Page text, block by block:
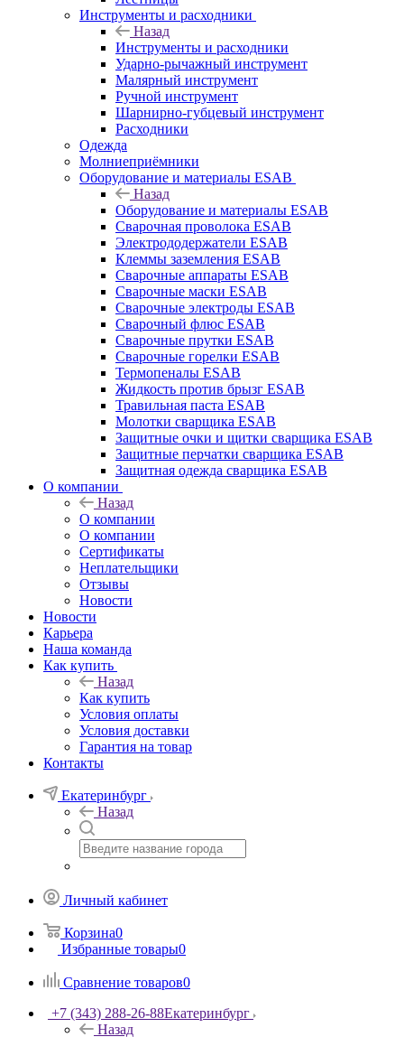
Инструменты и расходники
Назад
Инструменты и расходники
Ударно-рычажный инструмент
Малярный инструмент
Ручной инструмент
Шарнирно-губцевый инструмент
Расходники
Одежда
Молниеприёмники
Оборудование и материалы ESAB
Назад
Оборудование и материалы ESAB
Сварочная проволока ESAB
Электрододержатели ESAB
Клеммы заземления ESAB
Сварочные аппараты ESAB
Сварочные маски ESAB
Сварочные электроды ESAB
Сварочный флюс ESAB
Сварочные прутки ESAB
Сварочные горелки ESAB
Термопеналы ESAB
Жидкость против брызг ESAB
Травильная паста ESAB
Молотки сварщика ESAB
Защитные очки и щитки сварщика ESAB
Защитные перчатки сварщика ESAB
Защитная одежда сварщика ESAB
О компании
Назад
О компании
О компании
Сертификаты
Неплательщики
Отзывы
Новости
Новости
Карьера
Наша команда
Как купить
Назад
Как купить
Условия оплаты
Условия доставки
Гарантия на товар
Контакты
Екатеринбург
Назад
Личный кабинет
Корзина0
Избранные товары0
Сравнение товаров0
+7 (343) 288-26-88Екатеринбург
Назад